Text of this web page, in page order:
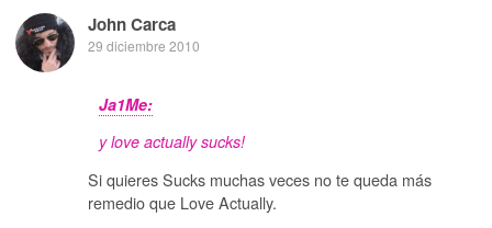
John Carca
29 diciembre 2010
Ja1Me:
y love actually sucks!
Si quieres Sucks muchas veces no te queda más
remedio que Love Actually.